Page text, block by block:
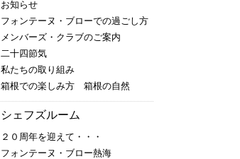
お知らせ
フォンテーヌ・ブローでの過ごし方
メンバーズ・クラブのご案内
二十四節気
私たちの取り組み
箱根での楽しみ方 箱根の自然
シェフズルーム
２０周年を迎えて・・・
フォンテーヌ・ブロー熱海